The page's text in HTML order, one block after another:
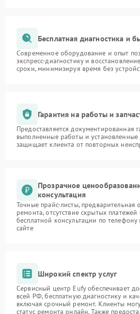
Бесплатная диагностика и
Современное оборудование и опыт
экспресс-диагностику и
сроки, минимизируя время без
Гарантия на работы и
Предоставляется документированная
выполненные работы и установленные
защищает клиента от повторных
Прозрачное
консультация
Точные прайс-листы, предварительная
ремонта, отсутствие скрытых
бесплатной консультации по
сайте
Широкий спектр услуг
Сервисный центр Eufy обеспечивает
всей РФ, бесплатную диагностику и
включая срочный ремонт. Клиенты
статус ремонта онлайн. Также